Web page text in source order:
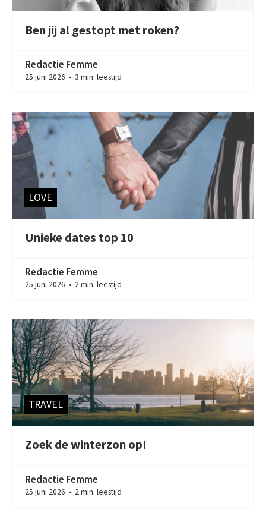
Ben jij al gestopt met roken?
Redactie Femme
25 juni 2026 ● 3 min. leestijd
LOVE
Unieke dates top 10
Redactie Femme
25 juni 2026 ● 2 min. leestijd
TRAVEL
Zoek de winterzon op!
Redactie Femme
25 juni 2026 ● 2 min. leestijd